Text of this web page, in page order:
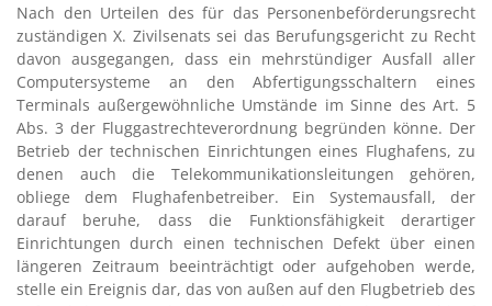
Nach den Urteilen des für das Personenbeförderungsrecht
zuständigen X. Zivilsenats sei das Berufungsgericht zu Recht
davon ausgegangen, dass ein mehrstündiger Ausfall aller
Computersysteme an den Abfertigungsschaltern eines
Terminals außergewöhnliche Umstände im Sinne des Art. 5
Abs. 3 der Fluggastrechteverordnung begründen könne. Der
Betrieb der technischen Einrichtungen eines Flughafens, zu
denen auch die Telekommunikationsleitungen gehören,
obliege dem Flughafenbetreiber. Ein Systemausfall, der
darauf beruhe, dass die Funktionsfähigkeit derartiger
Einrichtungen durch einen technischen Defekt über einen
längeren Zeitraum beeinträchtigt oder aufgehoben werde,
stelle ein Ereignis dar, das von außen auf den Flugbetrieb des